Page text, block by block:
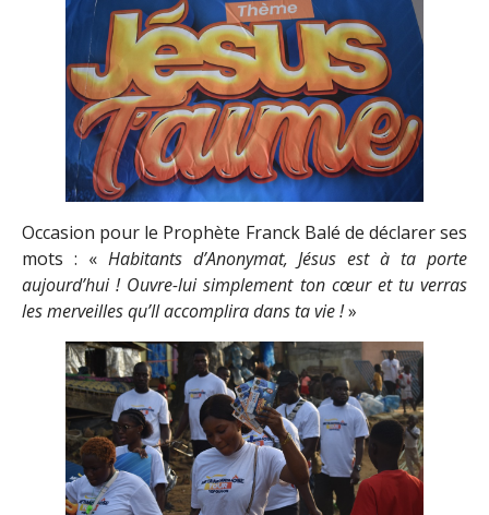
Occasion pour le Prophète Franck Balé de déclarer ses
mots : « Habitants d’Anonymat, Jésus est à ta porte
aujourd’hui ! Ouvre-lui simplement ton cœur et tu verras
les merveilles qu’Il accomplira dans ta vie !»